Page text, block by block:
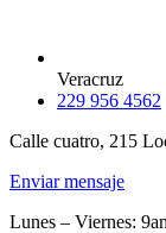
Veracruz
229 956 4562
Calle cuatro, 215
Enviar mensaje
Lunes – Viernes: